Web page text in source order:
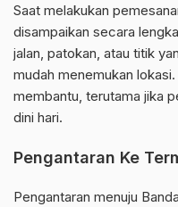
Saat melakukan
disampaikan secara
jalan, patokan, atau titik
mudah menemukan
membantu, terutama jika
dini hari.
Pengantaran Ke
Pengantaran menuju